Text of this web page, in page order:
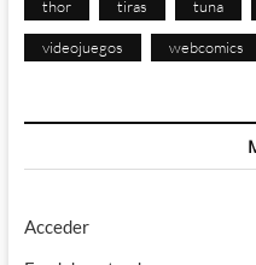
thor tiras tuna
videojuegos webcomics
Acceder